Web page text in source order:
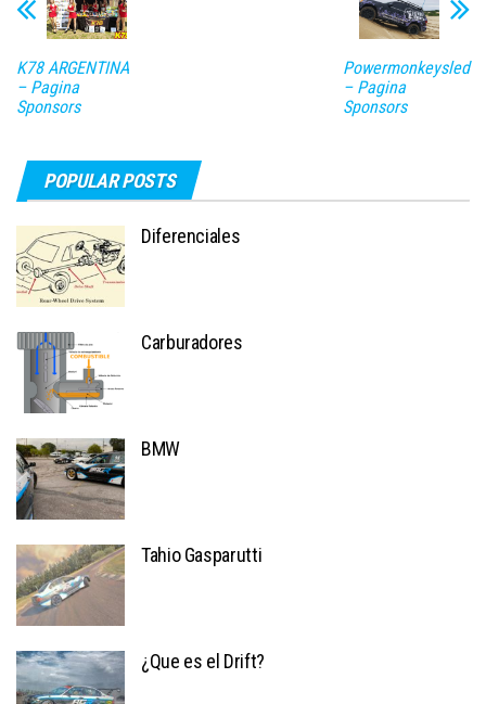
K78 ARGENTINA
– Pagina
Sponsors
Powermonkeysled
– Pagina
Sponsors
POPULAR POSTS
Diferenciales
Carburadores
BMW
Tahio Gasparutti
¿Que es el Drift?